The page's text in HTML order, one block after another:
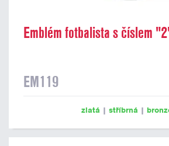
Emblém fotbalista s číslem
EM119
zlatá | stříbrná |